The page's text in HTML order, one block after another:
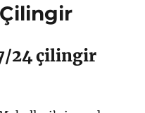
24 çilingir